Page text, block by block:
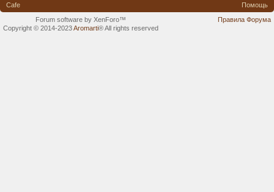
Cafe
Помощь
Правила Форума
Forum software by XenForo™
Copyright © 2014-2023Aromarti®All rights reserved